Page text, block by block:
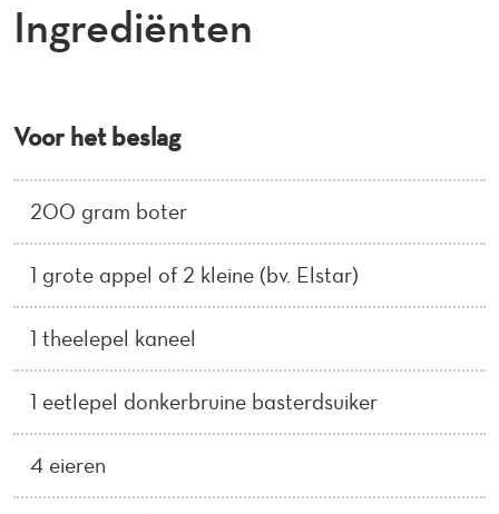
Ingrediënten
Voor het beslag
200 gram boter
1 grote appel of 2 kleine (bv. Elstar)
1 theelepel kaneel
1 eetlepel donkerbruine basterdsuiker
4 eieren